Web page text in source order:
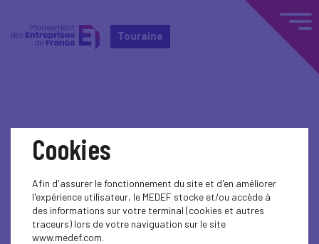
Touraine
Actualités nationales
DIGITAL
La transformation numérique : une
Cookies
Afin d'assurer le fonctionnement du site et d'en améliorer
l'expérience utilisateur, le MEDEF stocke et/ou accède à
des informations sur votre terminal (cookies et autres
traceurs) lors de votre naviguation sur le site
www.medef.com.